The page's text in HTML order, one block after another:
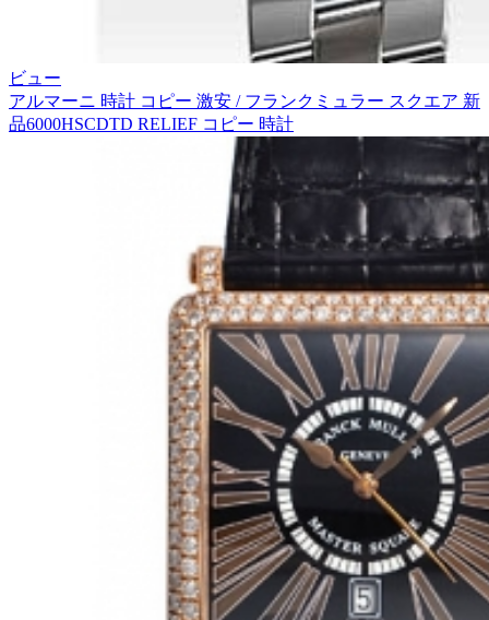
ビュー
アルマーニ 時計 コピー 激安 / フランクミュラー スクエア 新
品6000HSCDTD RELIEF コピー 時計